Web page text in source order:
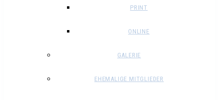
PRINT
ONLINE
GALERIE
EHEMALIGE MITGLIEDER